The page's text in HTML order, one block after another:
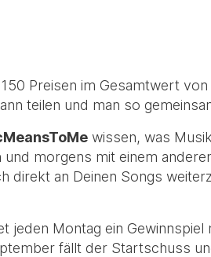
Preisen im Gesamtwert
teilen und man so
wissen, was
morgens mit einem
direkt an Deinen Songs
jeden Montag ein
fällt der Startschuss